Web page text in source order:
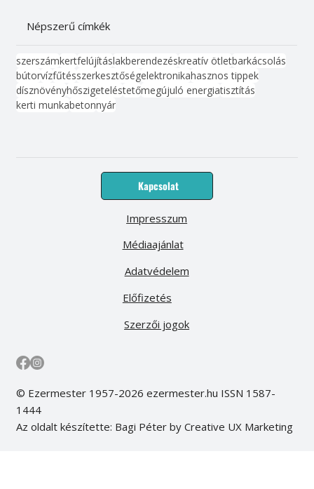
Népszerű címkék
szerszámkertfelújításlakberendezéskreatív ötletbarkácsolás
bútorvízfűtésszerkesztőségelektronikahasznos tippek
dísznövényhőszigeteléstetőmegújuló energiatisztítás
kerti munkabetonnyár
Kapcsolat
Médiaajánlat
Előfizetés
Impresszum
Adatvédelem
Szerzői jogok
© Ezermester 1957-2026 ezermester.hu ISSN 1587-
1444
Az oldalt készítette: Bagi Péter by Creative UX Marketing